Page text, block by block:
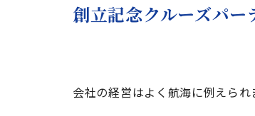
創立記念クルーズパー
会社の経営はよく航海に例えられ